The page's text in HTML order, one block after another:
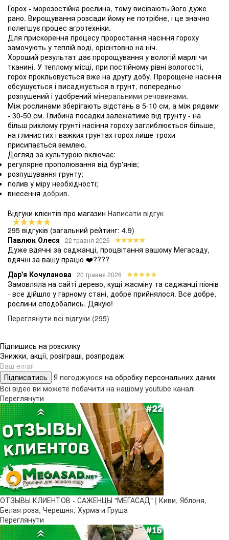
Горох - морозостійка рослина, тому висівають його дуже
рано. Вирощування розсади йому не потрібне, і це значно
полегшує процес агротехніки.
Для прискорення процесу проростання насіння гороху
замочують у теплій воді, орієнтовно на ніч.
Хороший результат дає пророщування у вологій марлі чи
тканині. У теплому місці, при постійному рівні вологості,
горох прокльовується вже на другу добу. Пророщене насіння
обсушується і висаджується в грунт, попередньо
розпушений і удобрений мінеральними речовинами.
Між рослинами зберігають відстань в 5-10 см, а між рядами
- 30-50 см. Глибина посадки залежатиме від грунту - на
більш рихлому грунті насіння гороху заглиблюється більше,
на глинистих і важких грунтах горох лише трохи
присипається землею.
Догляд за культурою включає:
регулярне прополювання від бур'янів;
розпушування грунту;
полив у міру необхідності;
внесення добрив.
Відгуки клієнтів про магазин Написати відгук
295 відгуків (загальний рейтинг: 4.9)
Павлюк Олеся
22 травня 2026
Дуже вдячні за саджанці, процвітання вашому Мегасаду,
вдячні за вашу працю ❤️????
Дар'я Кочуланова 20 травня 2026
Замовляла на сайті дерево, кущі жасміну та саджанці піонів
- все дійшло у гарному стані, добре прийнялося. Все добре,
рослини сподобались. Дякую!
Переглянути всі відгуки (295)
Підпишись на розсилку
Знижки, акції, розіграші, розпродаж
Підписатись Я погоджуюся на обробку персональних даних
Всі відео ви можете побачити на нашому youtube каналі
Переглянути
ОТЗЫВЫ КЛИЕНТОВ - САЖЕНЦЫ "МЕГАСАД" | Киви, Яблоня,
Белая роза, Черешня, Хурма и Груша
Переглянути